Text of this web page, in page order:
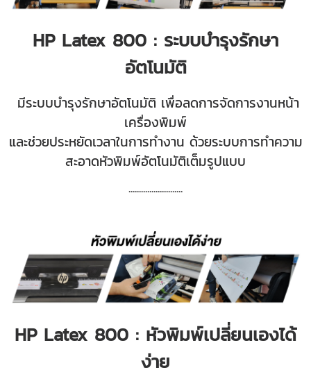
HP Latex 800 : ระบบบำรุงรักษา
อัตโนมัติ
มีระบบบำรุงรักษาอัตโนมัติ เพื่อลดการจัดการงานหน้า
เครื่องพิมพ์
และช่วยประหยัดเวลาในการทำงาน ด้วยระบบการทำความ
สะอาดหัวพิมพ์อัตโนมัติเต็มรูปแบบ
..........................
HP Latex 800 : หัวพิมพ์เปลี่ยนเองได้
ง่าย